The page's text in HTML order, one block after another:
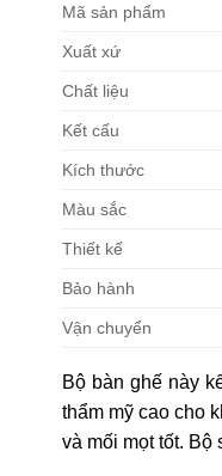
Mã sản phẩm
Xuất xứ
Chất liệu
Kết cấu
Kích thước
Màu sắc
Thiết kế
Bảo hành
Vận chuyển
Bộ bàn ghế này
thẩm mỹ cao cho
và mối mọt tốt.